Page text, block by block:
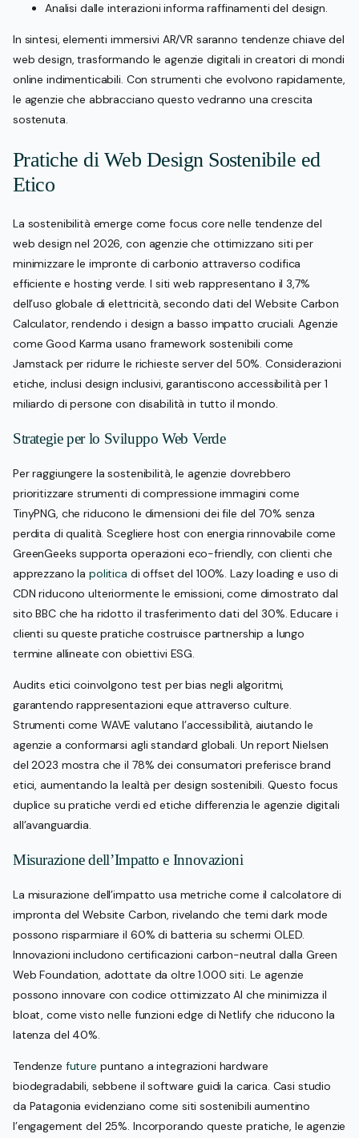
Analisi dalle interazioni informa raffinamenti del design.
In sintesi, elementi immersivi AR/VR saranno tendenze chiave del
web design, trasformando le agenzie digitali in creatori di mondi
online indimenticabili. Con strumenti che evolvono rapidamente,
le agenzie che abbracciano questo vedranno una crescita
sostenuta.
Pratiche di Web Design Sostenibile ed
Etico
La sostenibilità emerge come focus core nelle tendenze del
web design nel 2026, con agenzie che ottimizzano siti per
minimizzare le impronte di carbonio attraverso codifica
efficiente e hosting verde. I siti web rappresentano il 3,7%
dell’uso globale di elettricità, secondo dati del Website Carbon
Calculator, rendendo i design a basso impatto cruciali. Agenzie
come Good Karma usano framework sostenibili come
Jamstack per ridurre le richieste server del 50%. Considerazioni
etiche, inclusi design inclusivi, garantiscono accessibilità per 1
miliardo di persone con disabilità in tutto il mondo.
Strategie per lo Sviluppo Web Verde
Per raggiungere la sostenibilità, le agenzie dovrebbero
prioritizzare strumenti di compressione immagini come
TinyPNG, che riducono le dimensioni dei file del 70% senza
perdita di qualità. Scegliere host con energia rinnovabile come
GreenGeeks supporta operazioni eco-friendly, con clienti che
apprezzano lapolitica di offset del 100%. Lazy loading e uso di
CDN riducono ulteriormente le emissioni, come dimostrato dal
sito BBC che ha ridotto il trasferimento dati del 30%. Educare i
clienti su queste pratiche costruisce partnership a lungo
termine allineate con obiettivi ESG.
Audits etici coinvolgono test per bias negli algoritmi,
garantendo rappresentazioni eque attraverso culture.
Strumenti come WAVE valutano l’accessibilità, aiutando le
agenzie a conformarsi agli standard globali. Un report Nielsen
del 2023 mostra che il 78% dei consumatori preferisce brand
etici, aumentando la lealtà per design sostenibili. Questo focus
duplice su pratiche verdi ed etiche differenzia le agenzie digitali
all’avanguardia.
Misurazione dell’Impatto e Innovazioni
La misurazione dell’impatto usa metriche come il calcolatore di
impronta del Website Carbon, rivelando che temi dark mode
possono risparmiare il 60% di batteria su schermi OLED.
Innovazioni includono certificazioni carbon-neutral dalla Green
Web Foundation, adottate da oltre 1.000 siti. Le agenzie
possono innovare con codice ottimizzato AI che minimizza il
bloat, come visto nelle funzioni edge di Netlify che riducono la
latenza del 40%.
Tendenze future puntano a integrazioni hardware
biodegradabili, sebbene il software guidi la carica. Casi studio
da Patagonia evidenziano come siti sostenibili aumentino
l’engagement del 25%. Incorporando queste pratiche, le agenzie